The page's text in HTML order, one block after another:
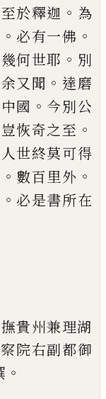
於釋迦 。 為
。 必有一佛 。
何世耶 。 別
余又聞 。 達磨
國 。 今別公
豈恢奇之至 。
世終莫可得
。 數百里外 。
。 必是書所在
貴州兼理湖
院右副都御
。